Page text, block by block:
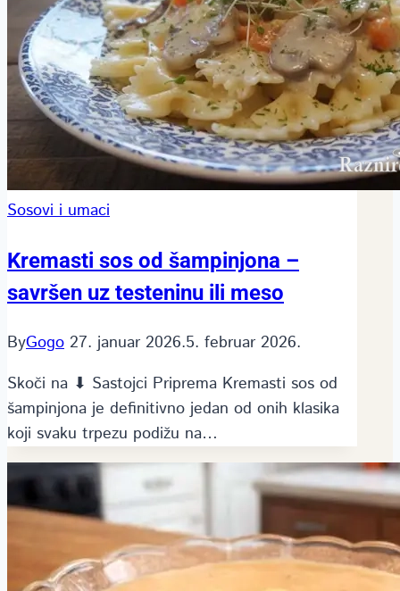
Sosovi i umaci
Kremasti sos od šampinjona –
savršen uz testeninu ili meso
ByGogo 27. januar 2026.5. februar 2026.
Skoči na ⬇ Sastojci Priprema Kremasti sos od
šampinjona je definitivno jedan od onih klasika
koji svaku trpezu podižu na…